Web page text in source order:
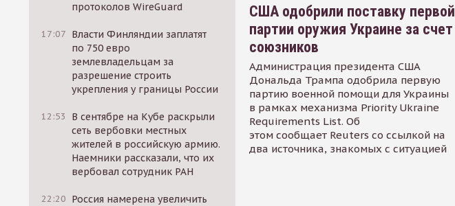
протоколов WireGuard
17:07 Власти Финляндии заплатят
по 750 евро
землевладельцам за
разрешение строить
укрепления у границы России
12:53
В сентябре на Кубе раскрыли
сеть вербовки местных
жителей в российскую армию.
Наемники рассказали, что их
вербовал сотрудник РАН
22:20 Россия намерена увеличить
США одобрили поставку первой
партии оружия Украине за счет
союзников
Администрация президента США
Дональда Трампа одобрила первую
партию военной помощи для Украины
в рамках механизма Priority Ukraine
Requirements List. Об
этом сообщает Reuters со ссылкой на
два источника, знакомых с ситуацией